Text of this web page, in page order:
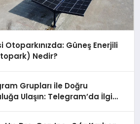
Otoparkınızda: Güneş Enerjili
Nedir?
Grupları ile Doğru
Ulaşın: Telegram’da İlgi